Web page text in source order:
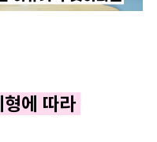
에 따라